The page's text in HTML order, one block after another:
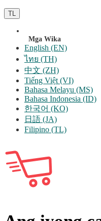
TL
Mga Wika
English (EN)
ไทย (TH)
中文 (ZH)
Tiếng Việt (VI)
Bahasa Melayu (MS)
Bahasa Indonesia (ID)
한국어 (KO)
日語 (JA)
Filipino (TL)